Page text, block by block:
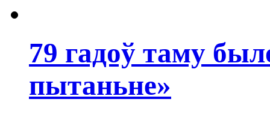
79 гадоў таму
пытаньне»